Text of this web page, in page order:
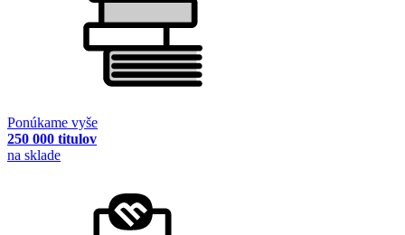
Ponúkame vyše
250 000 titulov
na sklade